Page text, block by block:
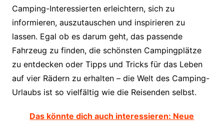
Camping-Interessierten erleichtern, sich zu
informieren, auszutauschen und inspirieren zu
lassen. Egal ob es darum geht, das passende
Fahrzeug zu finden, die schönsten Campingplätze
zu entdecken oder Tipps und Tricks für das Leben
auf vier Rädern zu erhalten – die Welt des Camping-
Urlaubs ist so vielfältig wie die Reisenden selbst.
Das könnte dich auch interessieren: Neue